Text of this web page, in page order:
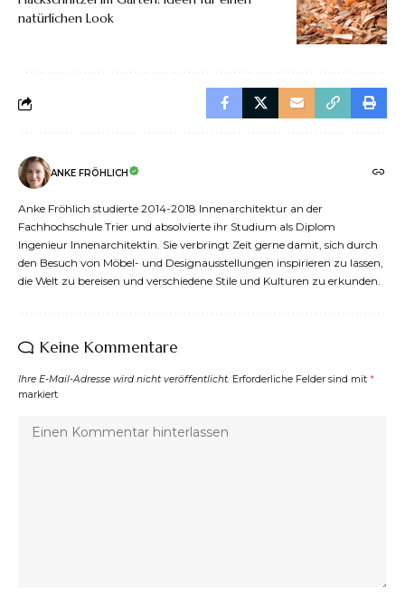
natürlichen Look
ANKE FRÖHLICH
Anke Fröhlich studierte 2014-2018 Innenarchitektur an der
Fachhochschule Trier und absolvierte ihr Studium als Diplom
Ingenieur Innenarchitektin. Sie verbringt Zeit gerne damit, sich durch
den Besuch von Möbel- und Designausstellungen inspirieren zu lassen,
die Welt zu bereisen und verschiedene Stile und Kulturen zu erkunden.
Keine Kommentare
Ihre E-Mail-Adresse wird nicht veröffentlicht. Erforderliche Felder sind mit *
markiert